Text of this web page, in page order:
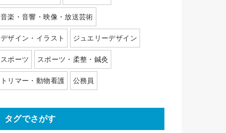
音楽・音響・映像・放送芸術
デザイン・イラスト ジュエリーデザイン
スポーツ スポーツ・柔整・鍼灸
トリマー・動物看護 公務員
タグでさがす